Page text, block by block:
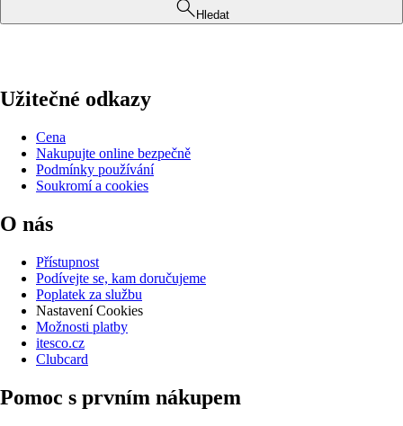
Hledat
Užitečné odkazy
Cena
Nakupujte online bezpečně
Podmínky používání
Soukromí a cookies
O nás
Přístupnost
Podívejte se, kam doručujeme
Poplatek za službu
Nastavení Cookies
Možnosti platby
itesco.cz
Clubcard
Pomoc s prvním nákupem